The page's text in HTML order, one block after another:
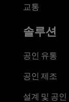
교통
솔루션
공인 유통
공인 제조
설계 및 공인